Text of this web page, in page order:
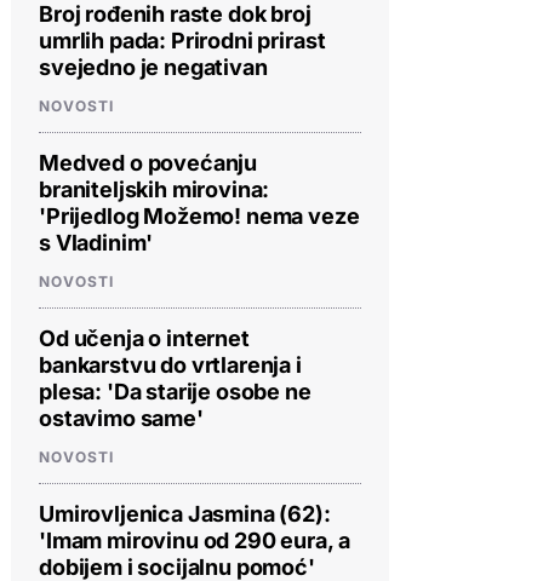
Broj rođenih raste dok broj
umrlih pada: Prirodni prirast
svejedno je negativan
NOVOSTI
Medved o povećanju
braniteljskih mirovina:
'Prijedlog Možemo! nema veze
s Vladinim'
NOVOSTI
Od učenja o internet
bankarstvu do vrtlarenja i
plesa: 'Da starije osobe ne
ostavimo same'
NOVOSTI
Umirovljenica Jasmina (62):
'Imam mirovinu od 290 eura, a
dobijem i socijalnu pomoć'